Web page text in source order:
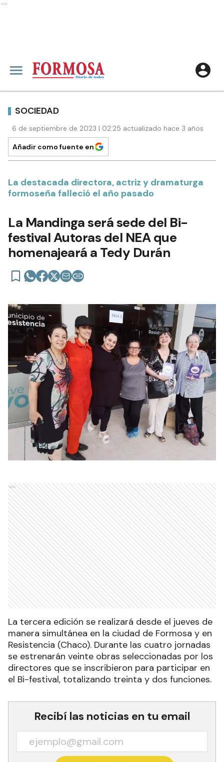
Ads
SOCIEDAD
6 de septiembre de 2023 | 02:25 actualizado hace 3 años
Añadir como fuente en
La destacada directora, actriz y dramaturga
formoseña falleció el año pasado
La Mandinga será sede del Bi-
festival Autoras del NEA que
homenajeará a Tedy Durán
Ads
La tercera edición se realizará desde el jueves de
manera simultánea en la ciudad de Formosa y en
Resistencia (Chaco). Durante las cuatro jornadas
se estrenarán veinte obras seleccionadas por los
directores que se inscribieron para participar en
el Bi-festival, totalizando treinta y dos funciones.
Recibí las noticias en tu email